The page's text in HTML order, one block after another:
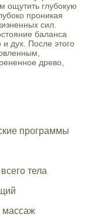
ощутить глубокую
проникая
сил.
баланса
дух. После этого
древо,
программы
тела
массаж